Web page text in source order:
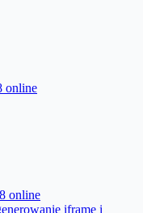
online
online
iframe i